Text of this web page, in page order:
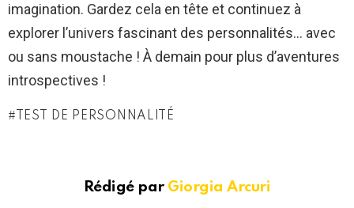
imagination. Gardez cela en tête et continuez à
explorer l’univers fascinant des personnalités… avec
ou sans moustache ! À demain pour plus d’aventures
introspectives !
TEST DE PERSONNALITÉ
Rédigé par Giorgia Arcuri